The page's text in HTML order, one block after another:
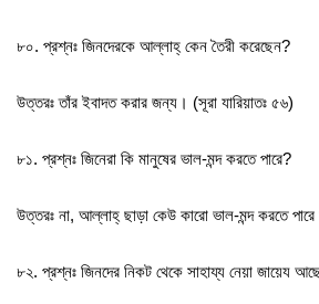
৮০. প্রশ্নঃ জিনদেরকে আল্লাহ্‌ কেন তৈরী করেছেন?
উত্তরঃ তাঁর ইবাদত করার জন্য। (সূরা যারিয়াতঃ ৫৬)
৮১. প্রশ্নঃ জিনেরা কি মানুষের ভাল-মন্দ করতে পারে?
উত্তরঃ না, আল্লাহ্‌ ছাড়া কেউ কারো ভাল-মন্দ করতে পারে
৮২. প্রশ্নঃ জিনদের নিকট থেকে সাহায্য নেয়া জায়েয